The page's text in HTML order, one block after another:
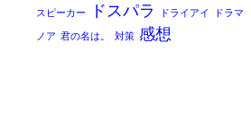
スピーカー
ドスパラ ドライアイ ドラマ
ノア 君の名は。 対策 感想